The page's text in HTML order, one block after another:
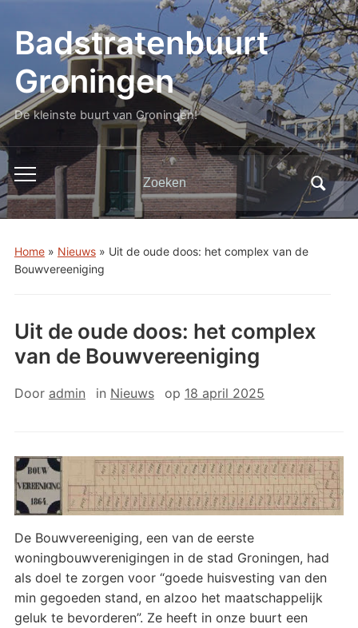
Badstratenbuurt
Groningen
De kleinste buurt van Groningen!
Toggle
mobiel
menu
Zoeken
naar:
Home» Nieuws» Uit de oude doos: het complex van de
Bouwvereeniging
Uit de oude doos: het complex
van de Bouwvereeniging
Door admin in Nieuws op 18 april 2025
De Bouwvereeniging, een van de eerste
woningbouwverenigingen in de stad Groningen, had
als doel te zorgen voor “goede huisvesting van den
min gegoeden stand, en alzoo het maatschappelijk
geluk te bevorderen”. Ze heeft in onze buurt een